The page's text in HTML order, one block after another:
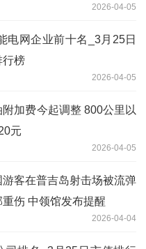
2026-04-05
电网企业前十名_3月25日
行榜
2026-04-05
附加费今起调整 800公里以
元
2026-04-05
客在普吉岛射击场被流弹
伤 中领馆发布提醒
2026-04-04